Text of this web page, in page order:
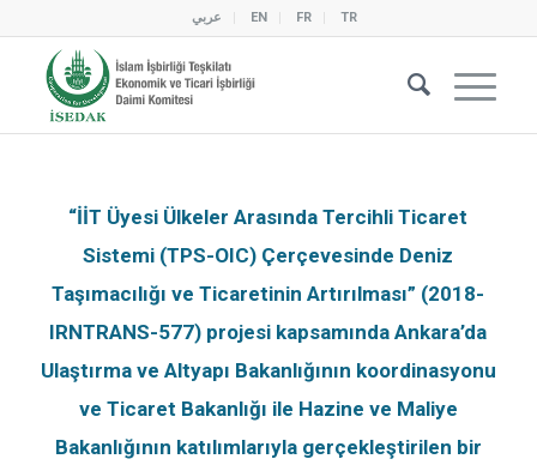
عربي EN FR TR
“İİT Üyesi Ülkeler Arasında Tercihli Ticaret
Sistemi (TPS-OIC) Çerçevesinde Deniz
Taşımacılığı ve Ticaretinin Artırılması” (2018-
IRNTRANS-577) projesi kapsamında Ankara’da
Ulaştırma ve Altyapı Bakanlığının koordinasyonu
ve Ticaret Bakanlığı ile Hazine ve Maliye
Bakanlığının katılımlarıyla gerçekleştirilen bir